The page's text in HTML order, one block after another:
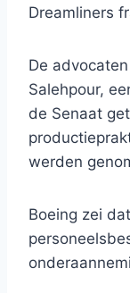
Dreamliners
De
Salehpour,
de Senaat
werden
Boeing zei